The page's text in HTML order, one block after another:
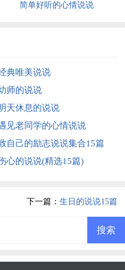
简单好听的心情说说
典唯美说说
师的说说
天休息的说说
见老同学的心情说说
自己的励志说说集合15篇
心的说说(精选15篇)
下一篇： 生日的说说15篇